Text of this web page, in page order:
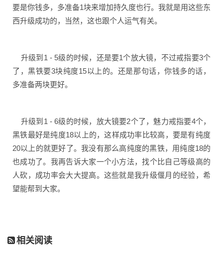
要是你钱多，多准备1块来增加持久度也行。我就是用这些东
西升级成功的，当然，这也跟个人运气有关。
升级到1 - 5级的时候，还是要1个放大镜，不过戒指要3个
了，黑铁要3块纯度15以上的。还是那句话，你钱多的话，
多准备两块更好。
升级到1 - 6级的时候，放大镜要2个了，魅力戒指要4个，
黑铁最好是纯度18以上的，这样成功率比较高，要是有纯度
20以上的就更好了。我没有那么高纯度的黑铁，用纯度18的
也成功了。我再告诉大家一个小方法，找个比自己等级高的
人砍，成功率会大大提高。这些就是我升级偃月的经验，希
望能帮到大家。
相关阅读